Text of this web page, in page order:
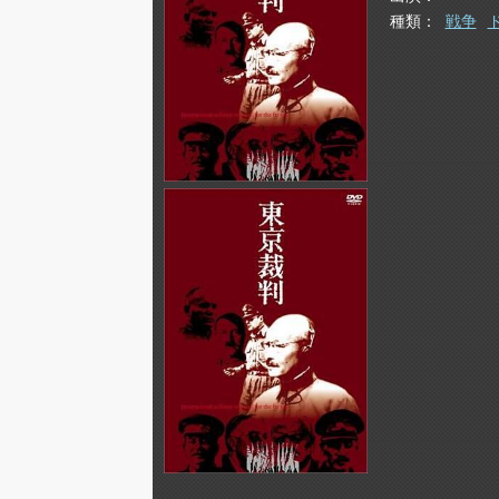
種類
戦争